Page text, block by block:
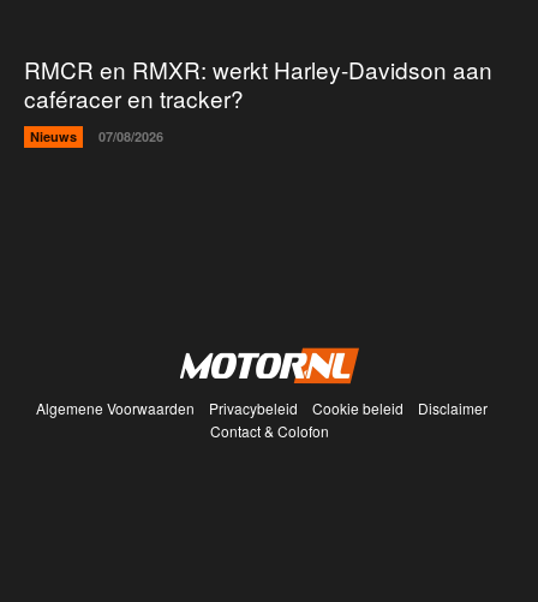
RMCR en RMXR: werkt Harley-Davidson aan
caféracer en tracker?
Nieuws 07/08/2026
Algemene Voorwaarden Privacybeleid Cookie beleid
Disclaimer
Contact & Colofon